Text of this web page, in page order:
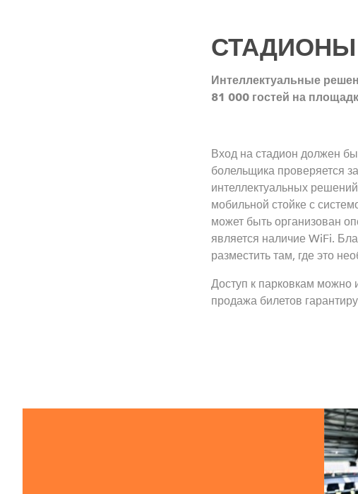
Интеллектуальные
81 000 гостей на
Вход на стадион должен
болельщика проверяется
интеллектуальных
мобильной стойке с
может быть организован
является наличие WiFi.
разместить там, где это
Доступ к парковкам можно
продажа билетов